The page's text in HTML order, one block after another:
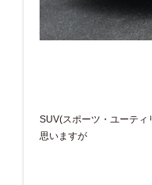
SUV(スポーツ・ユーティ
思いますが